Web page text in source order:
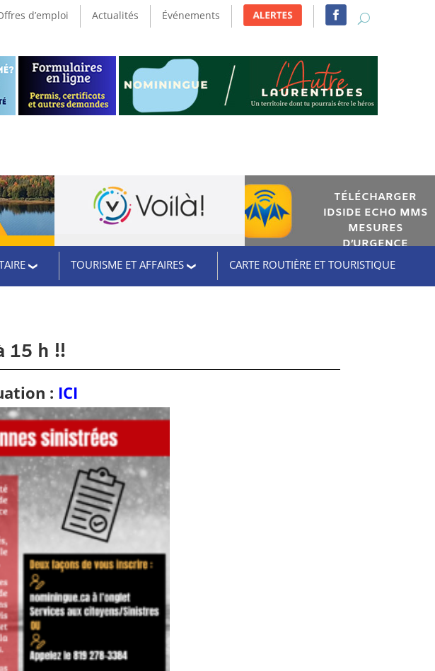
d’emploi Actualités Événements
TÉLÉCHARGER
IDSIDE ECHO MMS
MESURES
D’URGENCE
TOURISME ET AFFAIRES CARTE ROUTIÈRE ET TOURISTIQUE
15 h !!
: ICI